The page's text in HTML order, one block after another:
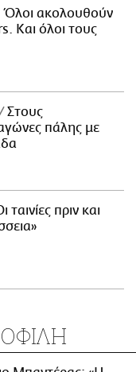
Όλοι ακολουθούν
Και όλοι τους
Στους
πάλης με
ταινίες πριν και